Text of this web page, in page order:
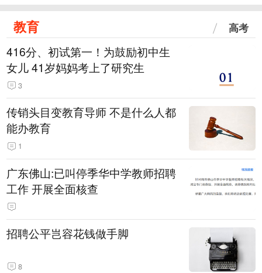
教育 高考
416分、初试第一！为鼓励初中生
女儿 41岁妈妈考上了研究生
3
传销头目变教育导师 不是什么人都
能办教育
1
广东佛山:已叫停季华中学教师招聘
工作 开展全面核查
招聘公平岂容花钱做手脚
8